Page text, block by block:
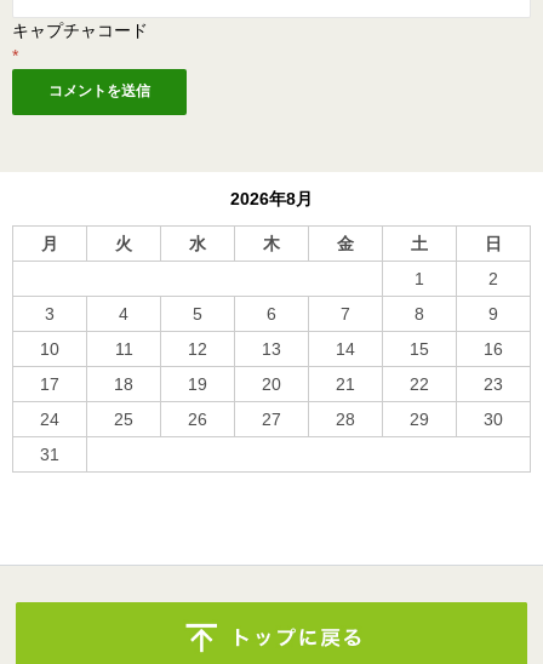
キャプチャコード
*
2026年8月
月 火 水 木 金 土
日
1
2
3
4 5 6 7 8
9
10
11 12 13 14 15
16
17
18 19 20 21 22
23
24
25 26 27 28 29
30
31